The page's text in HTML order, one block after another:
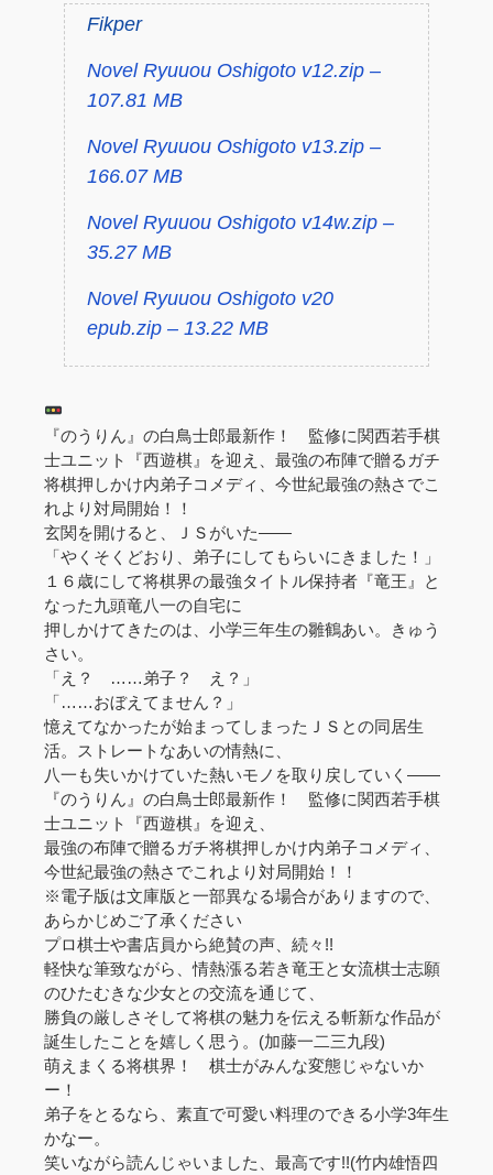
Fikper
Novel Ryuuou Oshigoto v12.zip –
107.81 MB
Novel Ryuuou Oshigoto v13.zip –
166.07 MB
Novel Ryuuou Oshigoto v14w.zip –
35.27 MB
Novel Ryuuou Oshigoto v20
epub.zip – 13.22 MB
『のうりん』の白鳥士郎最新作！ 監修に関西若手棋
士ユニット『西遊棋』を迎え、最強の布陣で贈るガチ
将棋押しかけ内弟子コメディ、今世紀最強の熱さでこ
れより対局開始！！
玄関を開けると、ＪＳがいた――
「やくそくどおり、弟子にしてもらいにきました！」
１６歳にして将棋界の最強タイトル保持者『竜王』と
なった九頭竜八一の自宅に
押しかけてきたのは、小学三年生の雛鶴あい。きゅう
さい。
「え？ ……弟子？ え？」
「……おぼえてません？」
憶えてなかったが始まってしまったＪＳとの同居生
活。ストレートなあいの情熱に、
八一も失いかけていた熱いモノを取り戻していく――
『のうりん』の白鳥士郎最新作！ 監修に関西若手棋
士ユニット『西遊棋』を迎え、
最強の布陣で贈るガチ将棋押しかけ内弟子コメディ、
今世紀最強の熱さでこれより対局開始！！
※電子版は文庫版と一部異なる場合がありますので、
あらかじめご了承ください
プロ棋士や書店員から絶賛の声、続々!!
軽快な筆致ながら、情熱漲る若き竜王と女流棋士志願
のひたむきな少女との交流を通じて、
勝負の厳しさそして将棋の魅力を伝える斬新な作品が
誕生したことを嬉しく思う。(加藤一二三九段)
萌えまくる将棋界！ 棋士がみんな変態じゃないか
ー！
弟子をとるなら、素直で可愛い料理のできる小学3年生
かなー。
笑いながら読んじゃいました、最高です!!(竹内雄悟四